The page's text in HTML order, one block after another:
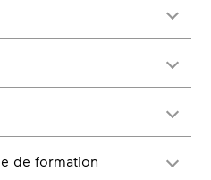
de formation